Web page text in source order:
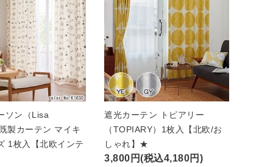
ソン（Lisa
製カーテン マイキ
1枚入【北欧インテ
遮光カーテン トピアリー
（TOPIARY）1枚入【北欧/お
しゃれ】★
3,800円(税込4,180円)